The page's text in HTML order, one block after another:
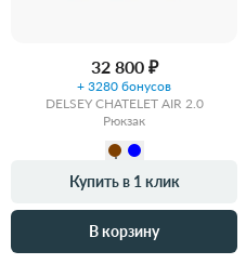
32 800 ₽
+ 3280 бонусов
DELSEY CHATELET AIR 2.0
Рюкзак
Купить в 1 клик
В корзину